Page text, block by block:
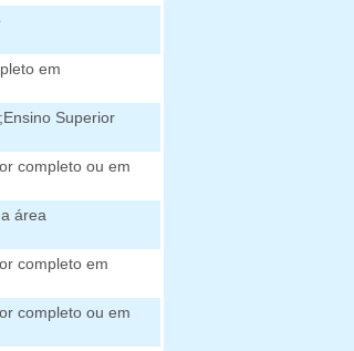
em
Superior
completo ou em
área
completo em
completo ou em